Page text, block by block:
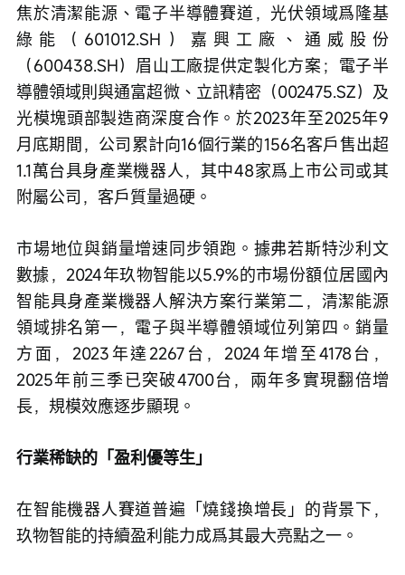
焦於清潔能源、電子半導體賽道，光伏領域爲隆基
綠能（601012.SH）嘉興工廠、通威股份
（600438.SH）眉山工廠提供定製化方案；電子半
導體領域則與通富超微、立訊精密（002475.SZ）及
光模塊頭部製造商深度合作。於2023年至2025年9
月底期間，公司累計向16個行業的156名客戶售出超
1.1萬台具身產業機器人，其中48家爲上市公司或其
附屬公司，客戶質量過硬。
市場地位與銷量增速同步領跑。據弗若斯特沙利文
數據，2024年玖物智能以5.9%的市場份額位居國內
智能具身產業機器人解決方案行業第二，清潔能源
領域排名第一，電子與半導體領域位列第四。銷量
方面，2023年達2267台，2024年增至4178台，
2025年前三季已突破4700台，兩年多實現翻倍增
長，規模效應逐步顯現。
行業稀缺的「盈利優等生」
在智能機器人賽道普遍「燒錢換增長」的背景下，
玖物智能的持續盈利能力成爲其最大亮點之一。